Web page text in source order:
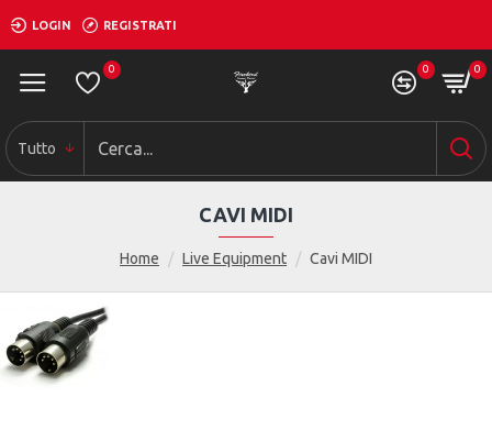
LOGIN REGISTRATI
0 0 0
Tutto
Home Live Equipment Cavi MIDI
CAVI MIDI